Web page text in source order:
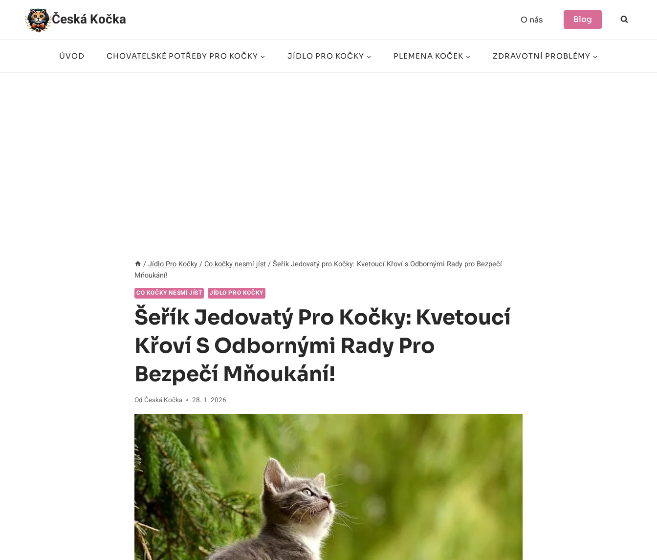
Přeskočit
Česká Kočka O nás Blog
ÚVOD CHOVATELSKÉ POTŘEBY PRO KOČKY JÍDLO PRO KOČKY PLEMENA KOČEK ZDRAVOTNÍ PROBLÉMY
/ Jídlo Pro Kočky / Co kočky nesmí jíst / Šeřík Jedovatý pro Kočky: Kvetoucí Křoví s Odbornými Rady pro Bezpečí
Mňoukání!
CO KOČKY NESMÍ JÍST JÍDLO PRO KOČKY
Šeřík Jedovatý Pro Kočky: Kvetoucí
Křoví S Odbornými Rady Pro
Bezpečí Mňoukání!
Od Česká Kočka 28. 1. 2026